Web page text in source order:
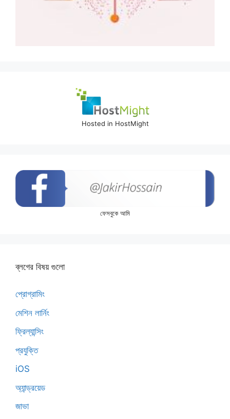
Hosted in HostMight
ফেসবুকে আমি
ব্লগের বিষয় গুলো
প্রোগ্রামিং
মেশিন লার্নিং
ফ্রিল্যান্সিং
প্রযুক্তি
iOS
অ্যান্ড্রয়েড
জাভা